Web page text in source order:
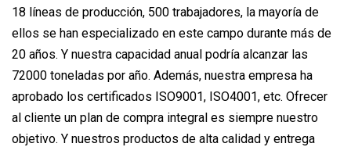
18 líneas de producción, 500 trabajadores, la mayoría de
ellos se han especializado en este campo durante más de
20 años. Y nuestra capacidad anual podría alcanzar las
72000 toneladas por año. Además, nuestra empresa ha
aprobado los certificados ISO9001, ISO4001, etc. Ofrecer
al cliente un plan de compra integral es siempre nuestro
objetivo. Y nuestros productos de alta calidad y entrega